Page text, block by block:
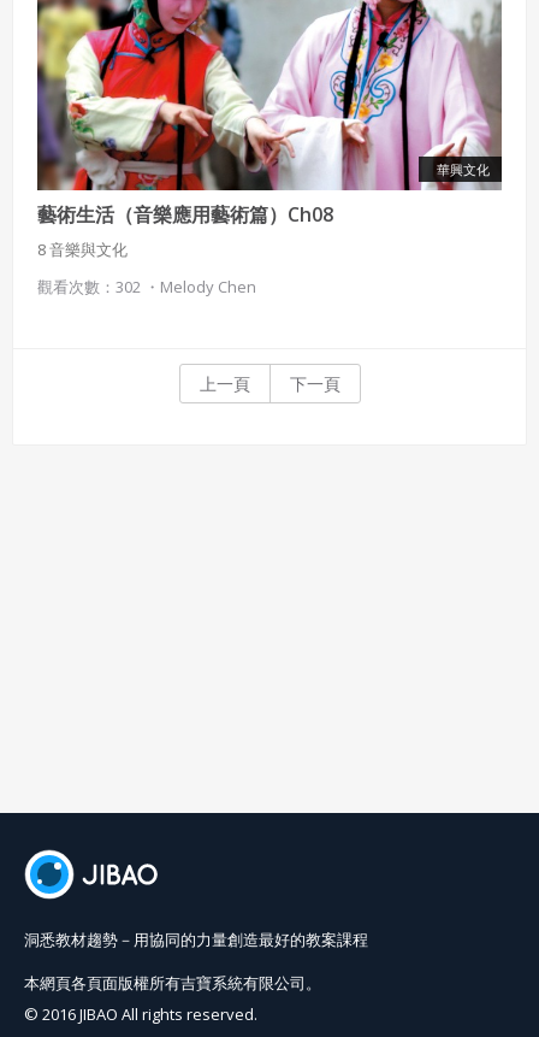
華興文化
藝術生活（音樂應用藝術篇）Ch08
8 音樂與文化
觀看次數：302 ・ Melody Chen
上一頁 下一頁
洞悉教材趨勢－用協同的力量創造最好的教案課程
本網頁各頁面版權所有吉寶系統有限公司。
© 2016 JIBAO All rights reserved.